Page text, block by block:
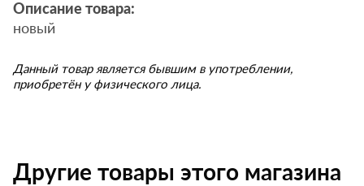
Описание товара:
новый
Данный товар является бывшим в употреблении,
приобретён у физического лица.
Другие товары этого магазина